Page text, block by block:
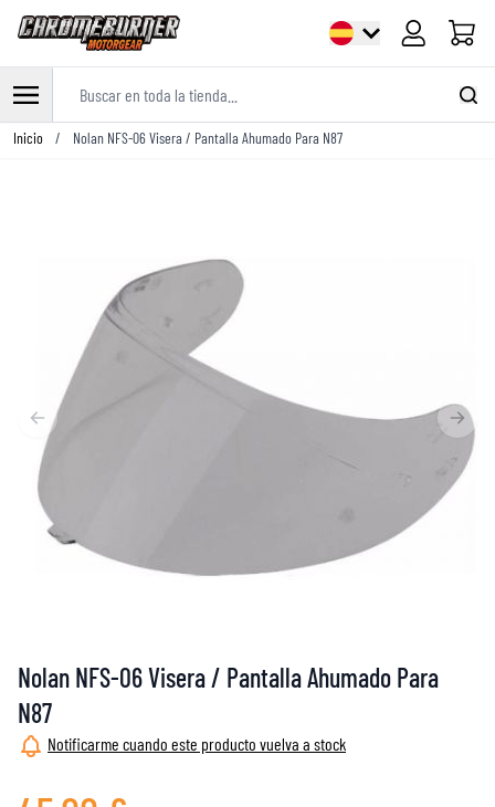
Ir al contenido
Inicio / Nolan NFS-06 Visera / Pantalla Ahumado Para N87
Nolan NFS-06 Visera / Pantalla Ahumado Para
N87
Notificarme cuando este producto vuelva a stock